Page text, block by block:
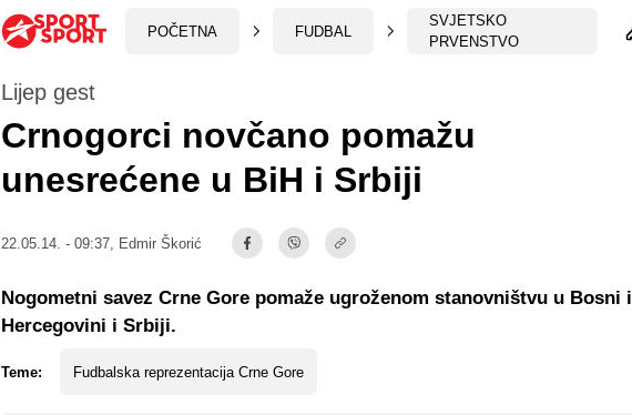
POČETNA FUDBAL
SVJETSKO
PRVENSTVO
Lijep gest
Crnogorci novčano pomažu
unesrećene u BiH i Srbiji
22.05.14. - 09:37, Edmir Škorić
Teme: Fudbalska reprezentacija Crne Gore
Nogometni savez Crne Gore pomaže ugroženom stanovništvu u Bosni i
Hercegovini i Srbiji.